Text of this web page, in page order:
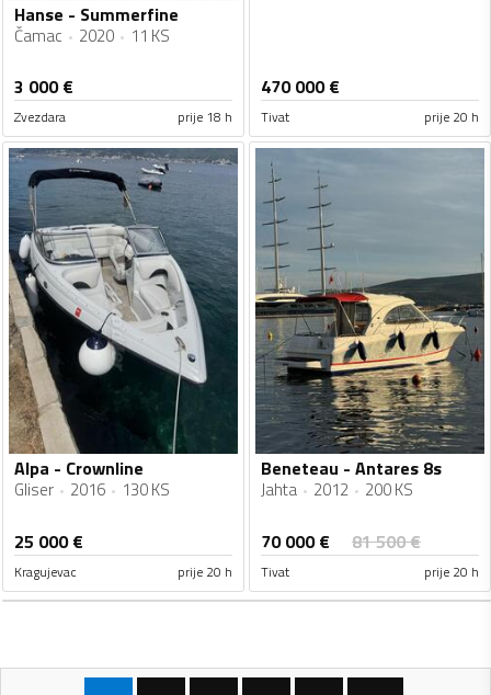
Hanse - Summerfine
Čamac 2020 11 KS
3 000€
Zvezdara prije 18 h
470 000€
Tivat prije 20 h
Alpa - Crownline
Gliser 2016 130 KS
25 000€
Kragujevac prije 20 h
Beneteau - Antares 8s
Jahta 2012 200 KS
70 000€ 81 500€
Tivat prije 20 h